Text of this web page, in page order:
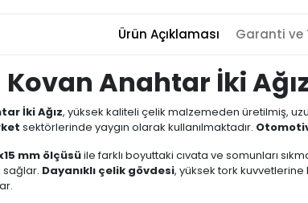
Ürün Açıklaması Garanti ve
Kovan Anahtar İki
İki Ağız, yüksek kaliteli çelik malzemeden üretilmiş,
sektörlerinde yaygın olarak kullanılmaktadır.
mm ölçüsüile farklı boyuttaki cıvata ve somunları
sağlar. Dayanıklı çelik gövdesi, yüksek tork